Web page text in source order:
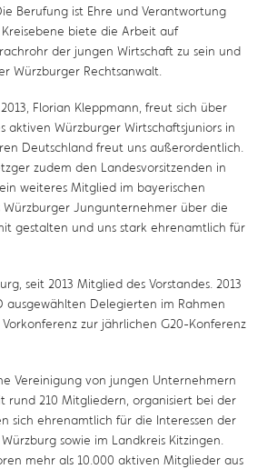
Berufung ist Ehre und Verantwortung
biete die Arbeit auf
der jungen Wirtschaft zu sein und
Würzburger Rechtsanwalt.
Florian Kleppmann, freut sich über
aktiven Würzburger Wirtschaftsjuniors in
Deutschland freut uns außerordentlich.
zudem den Landesvorsitzenden in
weiteres Mitglied im bayerischen
Würzburger Jungunternehmer über die
gestalten und uns stark ehrenamtlich für
seit 2013 Mitglied des Vorstandes. 2013
Delegierten im Rahmen
zur jährlichen G20-Konferenz
Vereinigung von jungen Unternehmern
210 Mitgliedern, organisiert bei der
sich ehrenamtlich für die Interessen der
sowie im Landkreis Kitzingen.
mehr als 10.000 aktiven Mitglieder aus